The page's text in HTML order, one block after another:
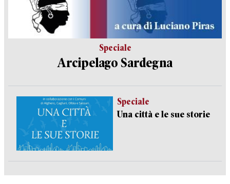
Speciale
Arcipelago Sardegna
Speciale
Una città e le sue storie